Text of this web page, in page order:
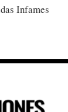
Infames